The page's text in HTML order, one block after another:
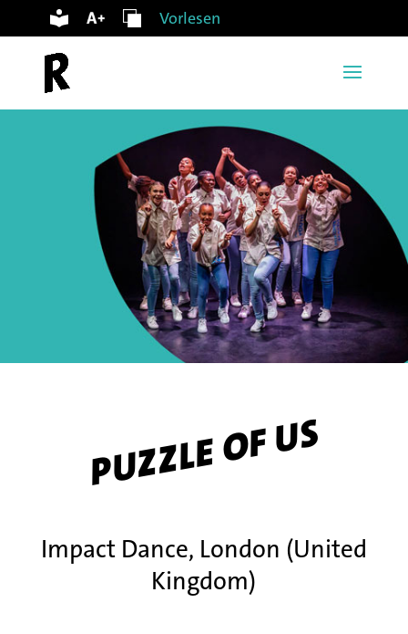
Vorlesen
PUZZLE OF US
Impact Dance, London (United
Kingdom)